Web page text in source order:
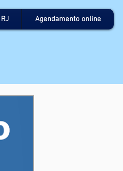
Agendamento online